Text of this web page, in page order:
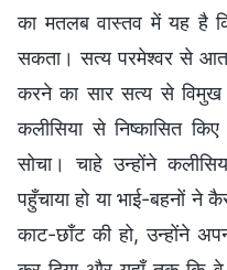
का मतलब वास्तव में यह है
सकता। सत्य परमेश्वर से
करने का सार सत्य से
कलीसिया से निष्कासित
सोचा। चाहे उन्होंने
पहुँचाया हो या भाई-बहनों ने
काट-छाँट की हो, उन्होंने